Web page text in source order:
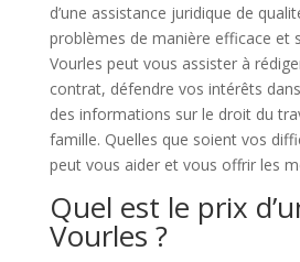
d’une assistance juridique de
problèmes de manière efficace et
Vourles peut vous assister à
contrat, défendre vos intérêts
des informations sur le droit du
famille. Quelles que soient vos
peut vous aider et vous offrir les
Quel est le prix
Vourles ?